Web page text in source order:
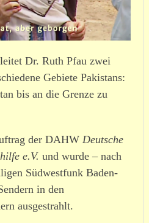
Dr. Ruth Pfau zwei
Gebiete Pakistans:
bis an die Grenze zu
der DAHW Deutsche
e.V. und wurde – nach
Südwestfunk Baden-
in den
ausge­strahlt.